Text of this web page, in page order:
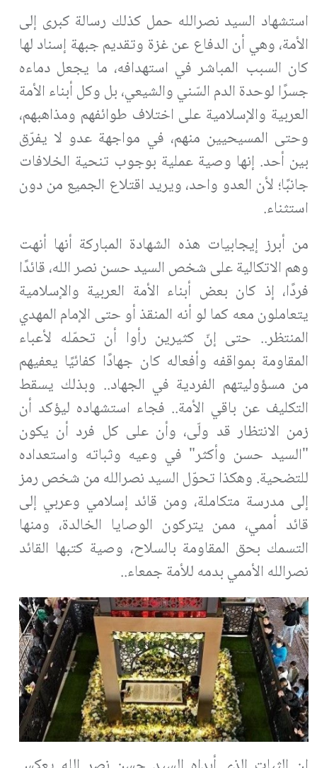
استشهاد السيد نصرالله حمل كذلك رسالة كبرى إلى
الأمة، وهي أن الدفاع عن غزة وتقديم جبهة إسناد لها
كان السبب المباشر في استهدافه، ما يجعل دماءه
جسرًا لوحدة الدم السّني والشيعي، بل وكل أبناء الأمة
العربية والإسلامية على اختلاف طوائفهم ومذاهبهم،
وحتى المسيحيين منهم، في مواجهة عدو لا يفرّق
بين أحد. إنها وصية عملية بوجوب تنحية الخلافات
جانبًا؛ لأن العدو واحد، ويريد اقتلاع الجميع من دون
استثناء.
من أبرز إيجابيات هذه الشهادة المباركة أنها أنهت
وهم الاتكالية على شخص السيد حسن نصر الله، قائدًا
فردًا، إذ كان بعض أبناء الأمة العربية والإسلامية
يتعاملون معه كما لو أنه المنقذ أو حتى الإمام المهدي
المنتظر.. حتى إنّ كثيرين رأوا أن تحمّله لأعباء
المقاومة بمواقفه وأفعاله كان جهادًا كفائيًا يعفيهم
من مسؤوليتهم الفردية في الجهاد.. وبذلك يسقط
التكليف عن باقي الأمة.. فجاء استشهاده ليؤكد أن
زمن الانتظار قد ولّى، وأن على كل فرد أن يكون
"السيد حسن وأكثر" في وعيه وثباته واستعداده
للتضحية. وهكذا تحوّل السيد نصرالله من شخص رمز
إلى مدرسة متكاملة، ومن قائد إسلامي وعربي إلى
قائد أممي، ممن يتركون الوصايا الخالدة، ومنها
التسمك بحق المقاومة بالسلاح، وصية كتبها القائد
نصرالله الأممي بدمه للأمة جمعاء..